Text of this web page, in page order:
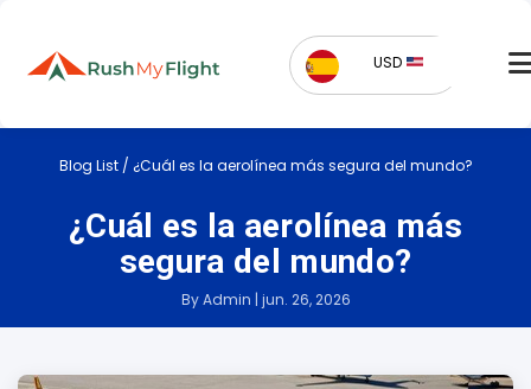
USD
Blog List/ ¿Cuál es la aerolínea más segura del mundo?
¿Cuál es la aerolínea más
segura del mundo?
By Admin | jun. 26, 2026